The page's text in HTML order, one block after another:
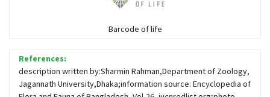
চিল-বাজ -ঈগল-শিকরে
চ্যাগা, বাটান, জিরিয়া ও তাদের সহজাত
Barcode of life
References:
description written by:Sharmin Rahman,Department of Zoology,
Jagannath University,Dhaka;information source: Encyclopedia of